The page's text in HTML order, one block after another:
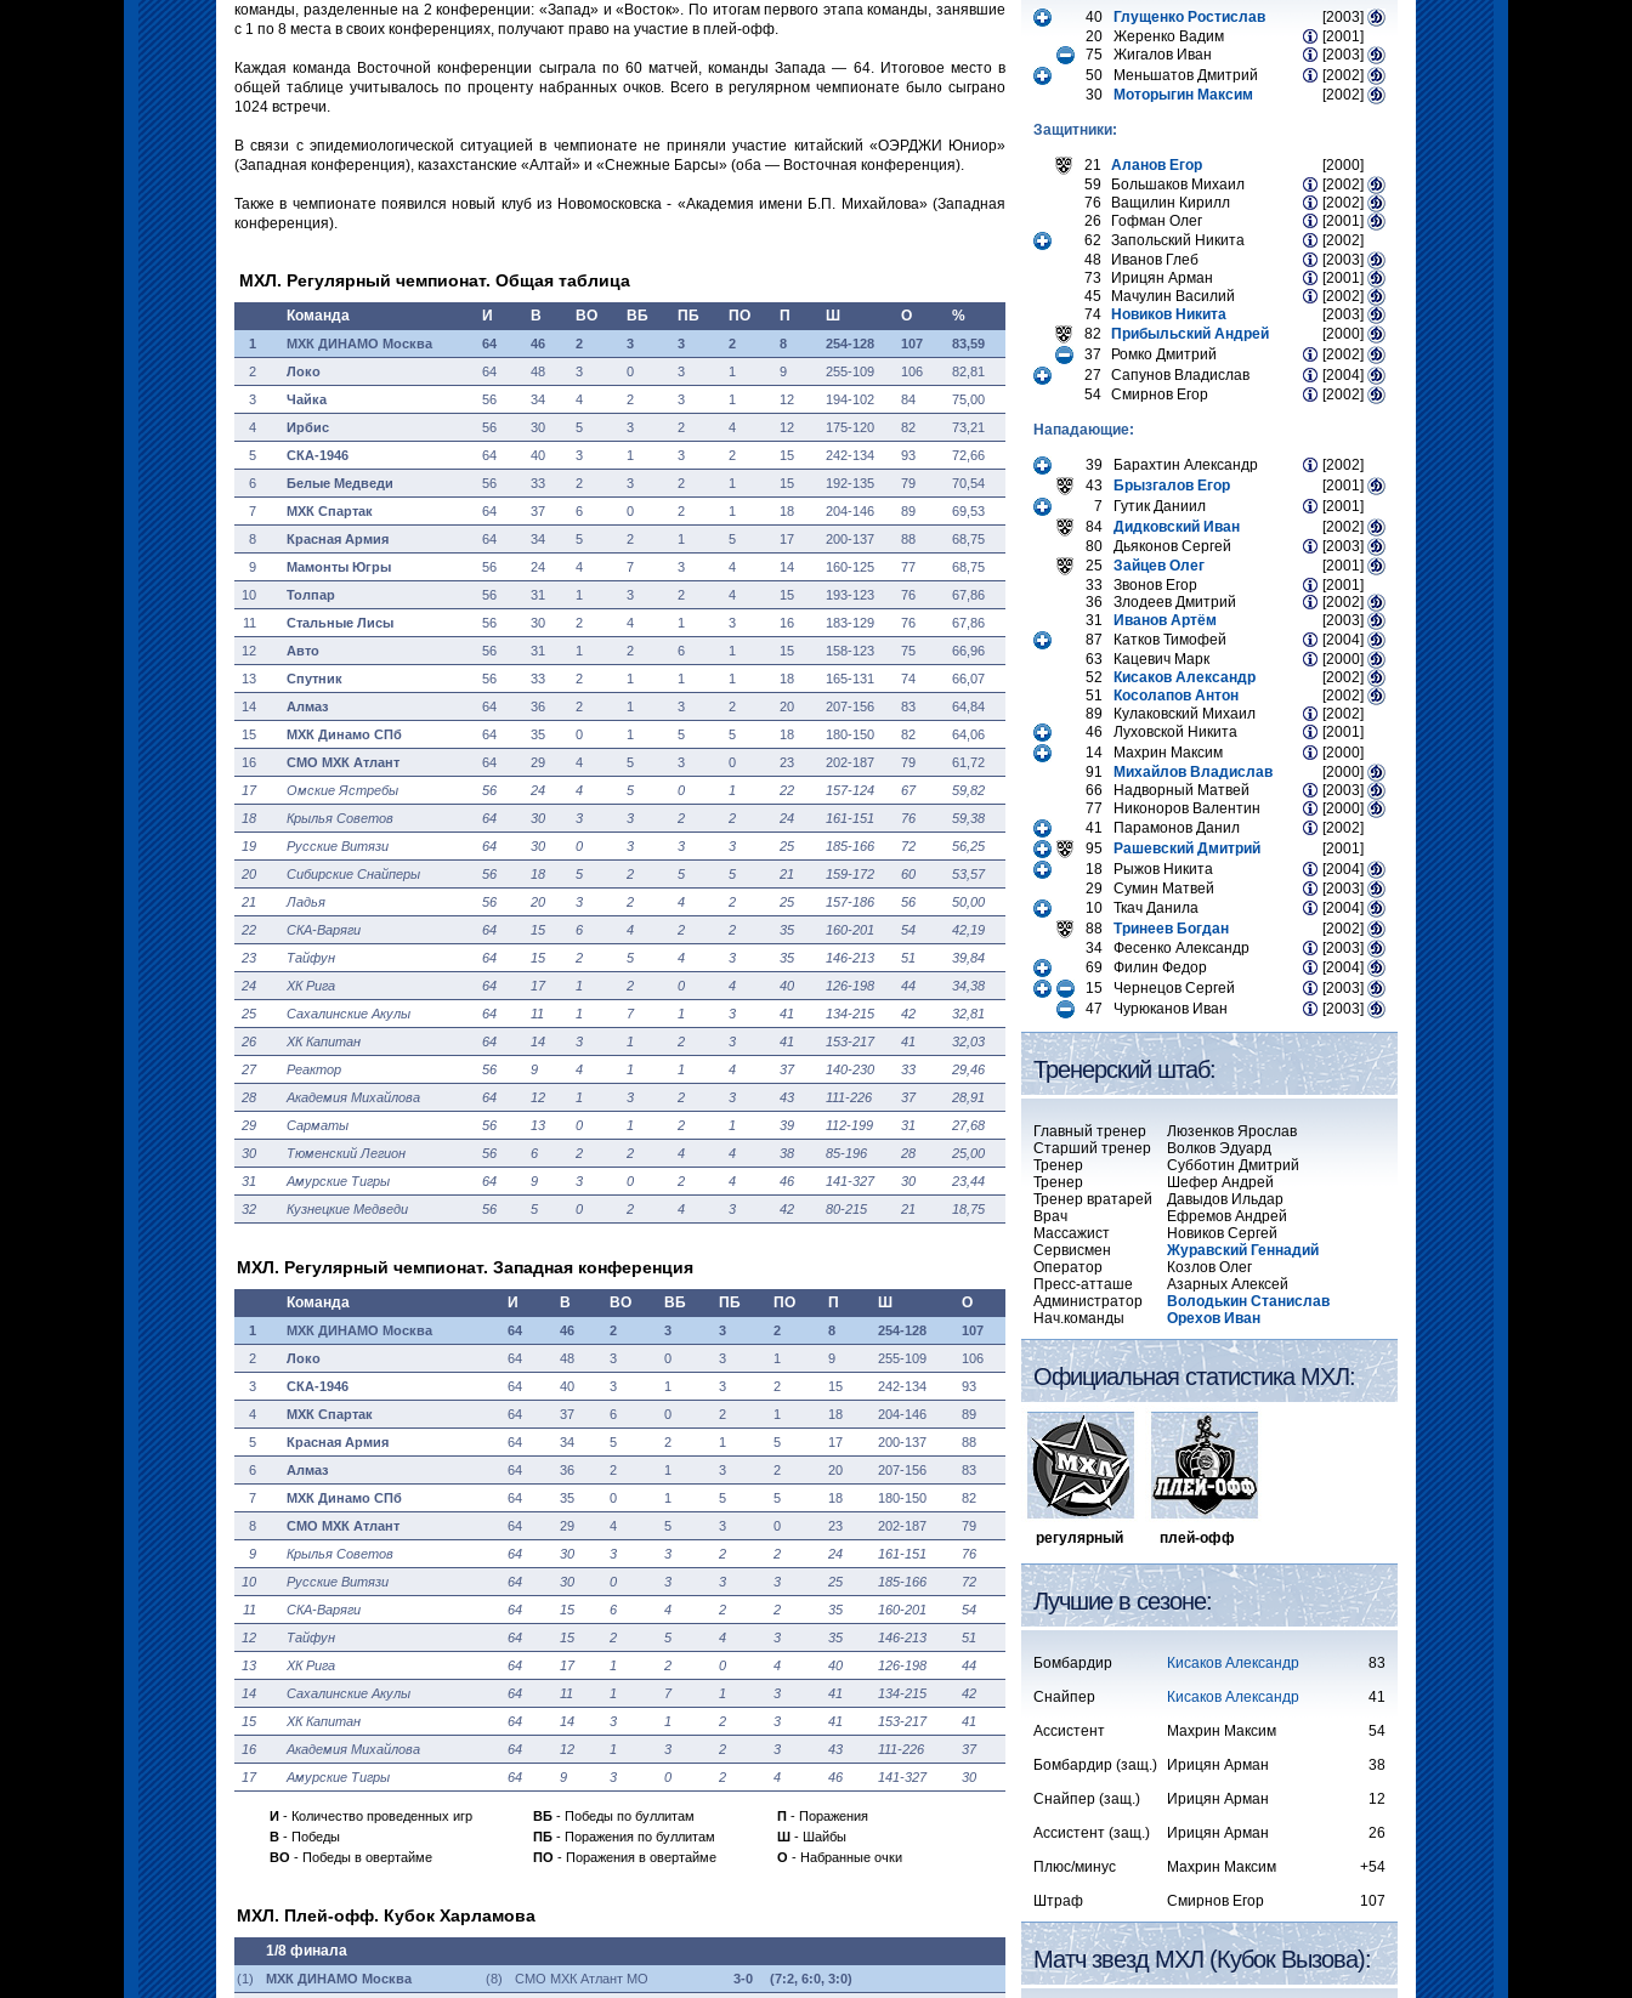
команды, разделенные на 2 конференции: «Запад» и «Восток». По итогам первого этапа команды, занявшие
с 1 по 8 места в своих конференциях, получают право на участие в плей-офф.
Каждая команда Восточной конференции сыграла по 60 матчей, команды Запада — 64. Итоговое место в
общей таблице учитывалось по проценту набранных очков. Всего в регулярном чемпионате было сыграно
1024 встречи.
В связи с эпидемиологической ситуацией в чемпионате не приняли участие китайский «ОЭРДЖИ Юниор»
(Западная конференция), казахстанские «Алтай» и «Снежные Барсы» (оба — Восточная конференция).
Также в чемпионате появился новый клуб из Новомосковска - «Академия имени Б.П. Михайлова» (Западная
конференция).
МХЛ. Регулярный чемпионат. Общая таблица
Команда И В ВО ВБ ПБ ПО П Ш О %
1 МХК ДИНАМО Москва 64 46 2 3 3 2 8 254-128 107
83,59
2
Локо 64 48 3 0 3 1 9 255-109 106
82,81
3
Чайка 56 34 4 2 3 1 12 194-102 84
75,00
4
Ирбис 56 30 5 3 2 4 12 175-120 82
73,21
5
СКА-1946 64 40 3 1 3 2 15 242-134 93
72,66
6
Белые Медведи 56 33 2 3 2 1 15 192-135 79
70,54
7
МХК Спартак 64 37 6 0 2 1 18 204-146 89
69,53
8
Красная Армия 64 34 5 2 1 5 17 200-137 88
68,75
9
Мамонты Югры 56 24 4 7 3 4 14 160-125 77
68,75
10
Толпар 56 31 1 3 2 4 15 193-123 76
67,86
11
Стальные Лисы 56 30 2 4 1 3 16 183-129 76
67,86
12
Авто 56 31 1 2 6 1 15 158-123 75
66,96
13
Спутник 56 33 2 1 1 1 18 165-131 74
66,07
14
Алмаз 64 36 2 1 3 2 20 207-156 83
64,84
15
МХК Динамо СПб 64 35 0 1 5 5 18 180-150 82
64,06
16
СМО МХК Атлант 64 29 4 5 3 0 23 202-187 79
61,72
17
Омские Ястребы 56 24 4 5 0 1 22 157-124 67
59,82
18
Крылья Советов 64 30 3 3 2 2 24 161-151 76
59,38
19
Русские Витязи 64 30 0 3 3 3 25 185-166 72
56,25
20
Сибирские Снайперы 56 18 5 2 5 5 21 159-172 60
53,57
21
Ладья 56 20 3 2 4 2 25 157-186 56
50,00
22
СКА-Варяги 64 15 6 4 2 2 35 160-201 54
42,19
23
Тайфун 64 15 2 5 4 3 35 146-213 51
39,84
24
ХК Рига 64 17 1 2 0 4 40 126-198 44
34,38
25
Сахалинские Акулы 64 11 1 7 1 3 41 134-215 42
32,81
26
ХК Капитан 64 14 3 1 2 3 41 153-217 41
32,03
27
Реактор 56 9 4 1 1 4 37 140-230 33
29,46
28
Академия Михайлова 64 12 1 3 2 3 43 111-226 37
28,91
29
Сарматы 56 13 0 1 2 1 39 112-199 31
27,68
30
Тюменский Легион 56 6 2 2 4 4 38 85-196 28
25,00
31
Амурские Тигры 64 9 3 0 2 4 46 141-327 30
23,44
32
Кузнецкие Медведи 56 5 0 2 4 3 42 80-215 21 18,75
МХЛ. Регулярный чемпионат. Западная конференция
Команда И В ВО ВБ ПБ ПО П Ш О
1 МХК ДИНАМО Москва 64 46 2 3 3 2 8 254-128
107
2
Локо 64 48 3 0 3 1 9 255-109
106
3
СКА-1946 64 40 3 1 3 2 15 242-134
93
4
МХК Спартак 64 37 6 0 2 1 18 204-146
89
5
Красная Армия 64 34 5 2 1 5 17 200-137
88
6
Алмаз 64 36 2 1 3 2 20 207-156
83
7
МХК Динамо СПб 64 35 0 1 5 5 18 180-150
82
8
СМО МХК Атлант 64 29 4 5 3 0 23 202-187
79
9
Крылья Советов 64 30 3 3 2 2 24 161-151
76
10
Русские Витязи 64 30 0 3 3 3 25 185-166
72
11
СКА-Варяги 64 15 6 4 2 2 35 160-201
54
12
Тайфун 64 15 2 5 4 3 35 146-213
51
13
ХК Рига 64 17 1 2 0 4 40 126-198
44
14
Сахалинские Акулы 64 11 1 7 1 3 41 134-215
42
15
ХК Капитан 64 14 3 1 2 3 41 153-217
41
16
Академия Михайлова 64 12 1 3 2 3 43 111-226
37
17
Амурские Тигры 64 9 3 0 2 4 46 141-327 30
И - Количество проведенных игр
В - Победы
ВО - Победы в овертайме
ВБ - Победы по буллитам
ПБ - Поражения по буллитам
ПО - Поражения в овертайме
П - Поражения
Ш - Шайбы
О - Набранные очки
МХЛ. Плей-офф. Кубок Харламова
1/8 финала
(1) МХК ДИНАМО Москва (8) СМО МХК Атлант МО 3-0 (7:2, 6:0, 3:0)
40 Глущенко Ростислав
[2003]
20
Жеренко Вадим
[2001]
75
Жигалов Иван
[2003]
50
Меньшатов Дмитрий
[2002]
30
Моторыгин Максим [2002]
Защитники:
21 Аланов Егор
[2000]
59
Большаков Михаил
[2002]
76
Ващилин Кирилл
[2002]
26
Гофман Олег
[2001]
62
Запольский Никита
[2002]
48
Иванов Глеб
[2003]
73
Ирицян Арман
[2001]
45
Мачулин Василий
[2002]
74
Новиков Никита
[2003]
82
Прибыльский Андрей
[2000]
37
Ромко Дмитрий
[2002]
27
Сапунов Владислав
[2004]
54 Смирнов Егор [2002]
Нападающие:
39 Барахтин Александр
[2002]
43
Брызгалов Егор
[2001]
7
Гутик Даниил
[2001]
84
Дидковский Иван
[2002]
80
Дьяконов Сергей
[2003]
25
Зайцев Олег
[2001]
33
Звонов Егор
[2001]
36
Злодеев Дмитрий
[2002]
31
Иванов Артём
[2003]
87
Катков Тимофей
[2004]
63
Кацевич Марк
[2000]
52
Кисаков Александр
[2002]
51
Косолапов Антон
[2002]
89
Кулаковский Михаил
[2002]
46
Луховской Никита
[2001]
14
Махрин Максим
[2000]
91
Михайлов Владислав
[2000]
66
Надворный Матвей
[2003]
77
Никоноров Валентин
[2000]
41
Парамонов Данил
[2002]
95
Рашевский Дмитрий
[2001]
18
Рыжов Никита
[2004]
29
Сумин Матвей
[2003]
10
Ткач Данила
[2004]
88
Тринеев Богдан
[2002]
34
Фесенко Александр
[2003]
69
Филин Федор
[2004]
15
Чернецов Сергей
[2003]
47
Чурюканов Иван [2003]
Тренерский штаб:
Главный тренер
Люзенков Ярослав
Старший тренер
Волков Эдуард
Тренер
Субботин Дмитрий
Тренер
Шефер Андрей
Тренер вратарей
Давыдов Ильдар
Врач
Ефремов Андрей
Массажист
Новиков Сергей
Сервисмен
Журавский Геннадий
Оператор
Козлов Олег
Пресс-атташе
Азарных Алексей
Администратор
Володькин Станислав
Нач.команды
Орехов Иван
Официальная статистика МХЛ:
регулярный плей-офф
Лучшие в сезоне:
Бомбардир Кисаков Александр
83
Снайпер
Кисаков Александр
41
Ассистент
Махрин Максим
54
Бомбардир (защ.)
Ирицян Арман
38
Снайпер (защ.)
Ирицян Арман
12
Ассистент (защ.)
Ирицян Арман
26
Плюс/минус
Махрин Максим
+54
Штраф
Смирнов Егор 107
Матч звезд МХЛ (Кубок Вызова):